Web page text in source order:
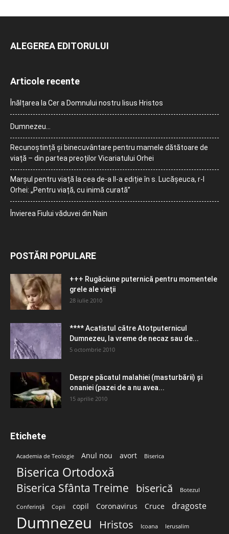
ALEGEREA EDITORULUI
Articole recente
Înălțarea la Cer a Domnului nostru Iisus Hristos
Dumnezeu…
Recunoștință și binecuvântare pentru mamele dătătoare de
viață – din partea preoților Vicariatului Orhei
Marșul pentru viață la cea de-a II-a ediție în s. Lucășeuca, r-l
Orhei: „Pentru viață, cu inimă curată”
Învierea Fiului văduvei din Nain
POSTĂRI POPULARE
+++ Rugăciune puternică pentru momentele
grele ale vieţii
28 iulie 2010
**** Acatistul către Atotputernicul
Dumnezeu, la vreme de necaz sau de...
5 octombrie 2010
Despre păcatul malahiei (masturbării) şi
onaniei (pazei de a nu avea...
15 aprilie 2010
Etichete
Academia de Teologie Anul nou avort Biserica
Biserica Ortodoxă
Biserica Sfânta Treime biserică Botezul
Conferință Copii copil Coronavirus Cruce dragoste
Dumnezeu Hristos Icoana Ierusalim